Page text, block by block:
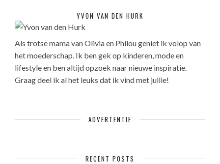
YVON VAN DEN HURK
Als trotse mama van Olivia en Philou geniet ik volop van
het moederschap. Ik ben gek op kinderen, mode en
lifestyle en ben altijd opzoek naar nieuwe inspiratie.
Graag deel ik al het leuks dat ik vind met jullie!
ADVERTENTIE
RECENT POSTS